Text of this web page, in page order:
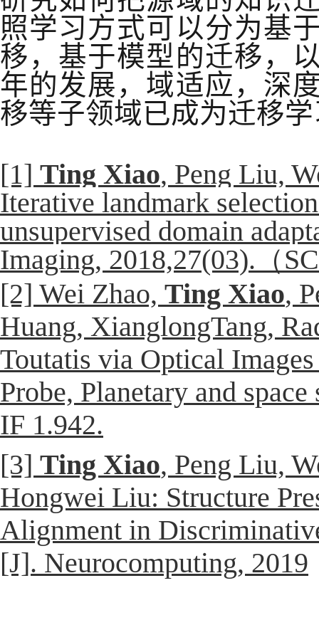
照学习方式可以分为基
移，基于模型的迁移，
年的发展，域适应，深
移等子领域已成为迁移
[1] Ting Xiao, Peng Liu,
Iterative landmark
unsupervised domain
Imaging, 2018,27(03).（
[2] Wei Zhao, Ting Xiao,
Huang, XianglongTang,
Toutatis via Optical
Probe, Planetary and
IF 1.942.
[3] Ting Xiao, Peng Liu,
Hongwei Liu: Structure
Alignment in
[J]. Neurocomputing, 2019